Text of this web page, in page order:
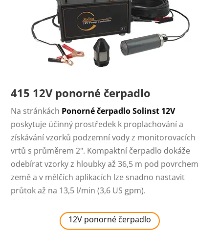
415 12V ponorné čerpadlo
Na stránkách Ponorné čerpadlo Solinst 12V
poskytuje účinný prostředek k proplachování a
získávání vzorků podzemní vody z monitorovacích
vrtů s průměrem 2". Kompaktní čerpadlo dokáže
odebírat vzorky z hloubky až 36,5 m pod povrchem
země a v mělčích aplikacích lze snadno nastavit
průtok až na 13,5 l/min (3,6 US gpm).
12V ponorné čerpadlo